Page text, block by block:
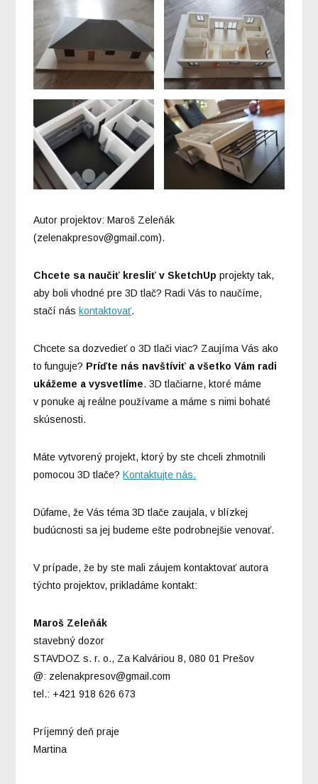
Autor projektov: Maroš Zeleňák
(zelenakpresov@gmail.com).
Chcete sa naučiť kresliť v SketchUp projekty tak,
aby boli vhodné pre 3D tlač? Radi Vás to naučíme,
stačí nás kontaktovať.
Chcete sa dozvedieť o 3D tlači viac? Zaujíma Vás ako
to funguje? Príďte nás navštíviť a všetko Vám radi
ukážeme a vysvetlíme. 3D tlačiarne, ktoré máme
v ponuke aj reálne používame a máme s nimi bohaté
skúsenosti.
Máte vytvorený projekt, ktorý by ste chceli zhmotnili
pomocou 3D tlače?Kontaktujte nás.
Dúfame, že Vás téma 3D tlače zaujala, v blízkej
budúcnosti sa jej budeme ešte podrobnejšie venovať.
V prípade, že by ste mali záujem kontaktovať autora
týchto projektov, prikladáme kontakt:
Maroš Zeleňák
stavebný dozor
STAVDOZ s. r. o., Za Kalváriou 8, 080 01 Prešov
@: zelenakpresov@gmail.com
tel.: +421 918 626 673
Príjemný deň praje
Martina